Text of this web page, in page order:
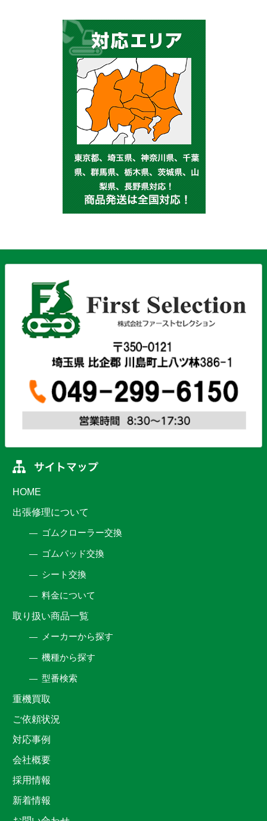
HOME
出張修理について
ゴムクローラー交換
ゴムパッド交換
シート交換
料金について
取り扱い商品一覧
メーカーから探す
機種から探す
型番検索
重機買取
ご依頼状況
対応事例
会社概要
採用情報
新着情報